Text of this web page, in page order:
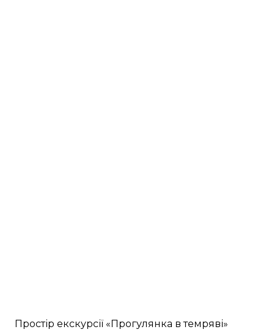
Простір екскурсії «Прогулянка в темряві»